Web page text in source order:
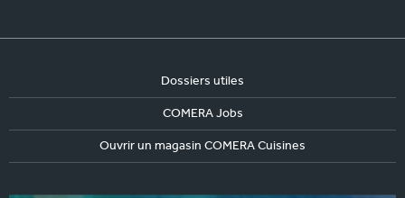
Dossiers utiles
COMERA Jobs
Ouvrir un magasin COMERA Cuisines